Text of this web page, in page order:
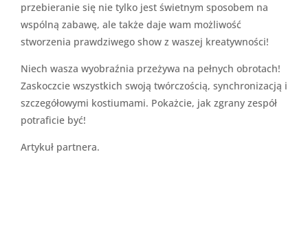
przebieranie się nie tylko jest świetnym sposobem na
wspólną zabawę, ale także daje wam możliwość
stworzenia prawdziwego show z waszej kreatywności!
Niech wasza wyobraźnia przeżywa na pełnych obrotach!
Zaskoczcie wszystkich swoją twórczością, synchronizacją i
szczegółowymi kostiumami. Pokażcie, jak zgrany zespół
potraficie być!
Artykuł partnera.